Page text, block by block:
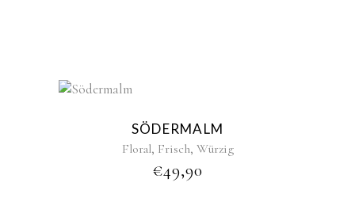
SÖDERMALM
Floral, Frisch, Würzig
€49,90